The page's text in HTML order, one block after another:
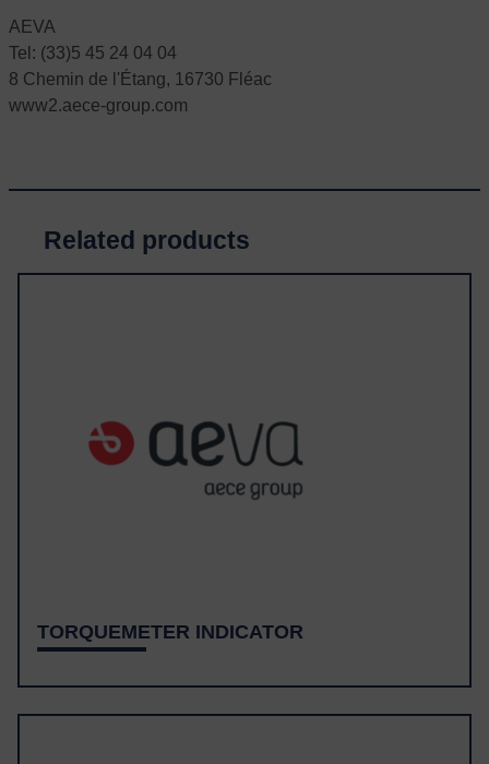
AEVA
Tel: (33)5 45 24 04 04
8 Chemin de l'Étang, 16730 Fléac
www2.aece-group.com
Related products
TORQUEMETER INDICATOR